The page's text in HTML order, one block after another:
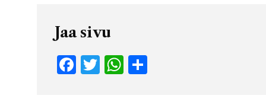
Jaa sivu
F
T
W